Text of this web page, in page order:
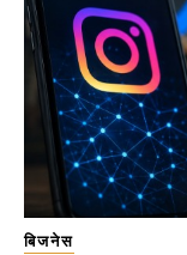
बिजनेस